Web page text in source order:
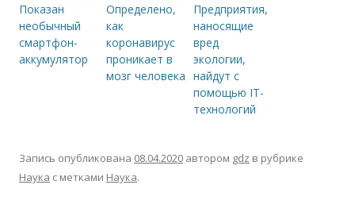
Показан
необычный
смартфон-
аккумулятор
Определено,
как
коронавирус
проникает в
мозг человека
Предприятия,
наносящие
вред
экологии,
найдут с
помощью IT-
технологий
Запись опубликована 08.04.2020 автором gdz в рубрике
Наука с метками Наука.